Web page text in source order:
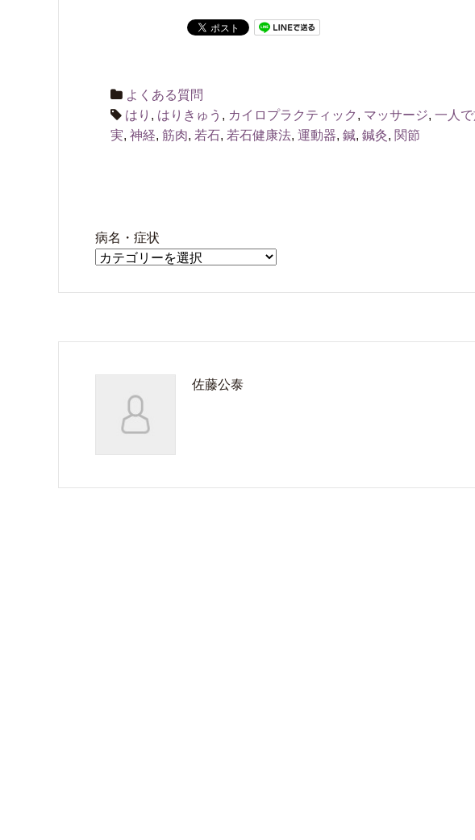
よくある質問
はり , はりきゅう , カイロプラクティック , マッサージ, 一人
実, 神経, 筋肉, 若石, 若石健康法, 運動器, 鍼, 鍼灸, 関節
病名・症状
病
症
佐藤公泰